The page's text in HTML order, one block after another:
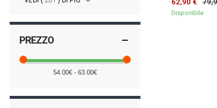
62,90 €
Disponibile
PREZZO
54.00€ - 63.00€